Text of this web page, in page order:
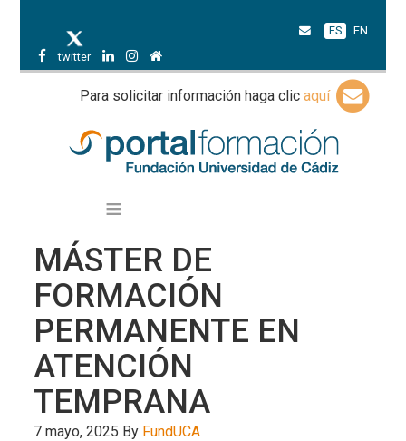
twitter
ES EN
Para solicitar información haga clic aquí
MÁSTER DE
FORMACIÓN
PERMANENTE EN
ATENCIÓN
TEMPRANA
7 mayo, 2025 By FundUCA